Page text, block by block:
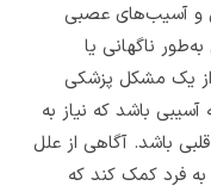
و آسیب‌های عصبی
ناگهانی یا
از یک مشکل پزشکی
باشد که نیاز به
باشد. آگاهی از علل
فرد کمک کند که